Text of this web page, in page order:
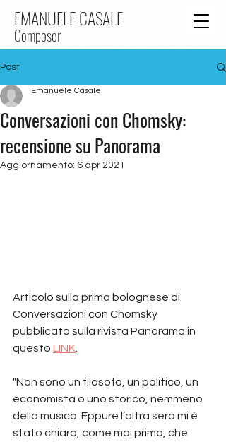
EMANUELECASALE
Composer
Post
Conversazioni con Chomsky:
recensione su Panorama
Emanuele Casale
Aggiornamento: 6 apr 2021
Articolo sulla prima bolognese di
Conversazioni con Chomsky
pubblicato sulla rivista Panorama in
questo LINK.
"Non sono un filosofo, un politico, un
economista o uno storico, nemmeno
della musica. Eppure l’altra sera mi è
stato chiaro, come mai prima, che